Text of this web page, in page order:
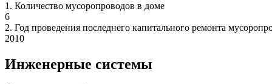
1. Количество мусоропроводов в доме
6
2. Год проведения последнего капитального ремонта
2010
Инженерные системы